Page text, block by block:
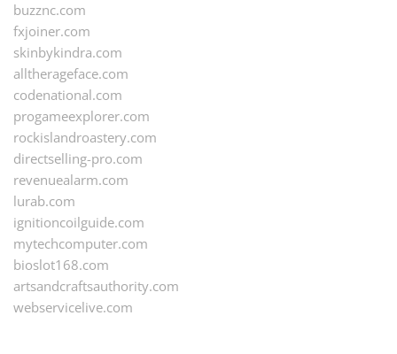
buzznc.com
fxjoiner.com
skinbykindra.com
alltherageface.com
codenational.com
progameexplorer.com
rockislandroastery.com
directselling-pro.com
revenuealarm.com
lurab.com
ignitioncoilguide.com
mytechcomputer.com
bioslot168.com
artsandcraftsauthority.com
webservicelive.com